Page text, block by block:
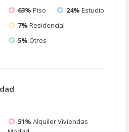
63% Piso 24% Estudio
7% Residencial
5% Otros
51% Alquiler Viviendas